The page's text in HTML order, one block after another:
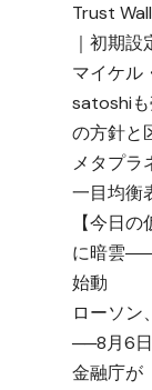
Trust
｜初期
マイケル
satoshi
の方針と
メタプラ
一目均衡
【今日
に暗雲
始動
ローソン
──8月6日
金融庁が